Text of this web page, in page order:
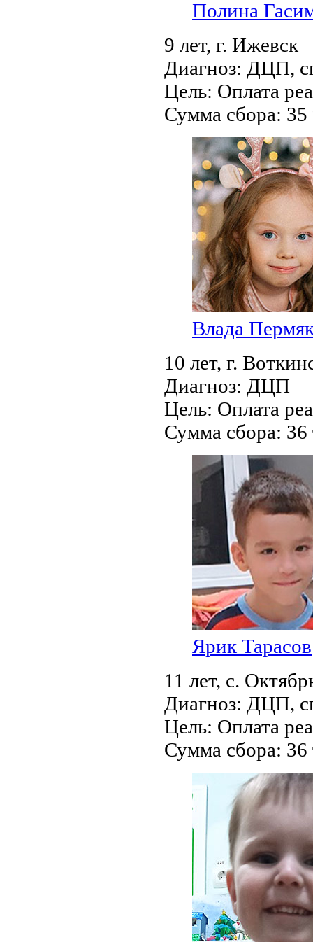
Полина
9 лет, г. Ижевск
Диагноз: ДЦП,
Цель: Оплата
Сумма сбора: 35
Влада
10 лет, г.
Диагноз: ДЦП
Цель: Оплата
Сумма сбора: 36
Ярик Тарасов
11 лет, с.
Диагноз: ДЦП,
Цель: Оплата
Сумма сбора: 36